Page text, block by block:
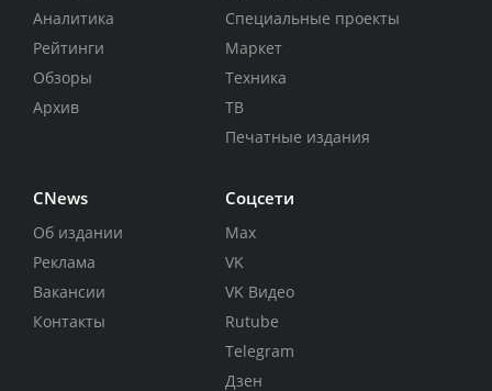
Аналитика
Рейтинги
Обзоры
Архив
Специальные проекты
Маркет
Техника
ТВ
Печатные издания
CNews
Об издании
Реклама
Вакансии
Контакты
Соцсети
Max
VK
VK Видео
Rutube
Telegram
Дзен